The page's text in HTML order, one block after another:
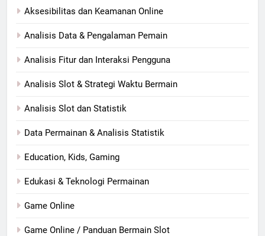
Aksesibilitas dan Keamanan Online
Analisis Data & Pengalaman Pemain
Analisis Fitur dan Interaksi Pengguna
Analisis Slot & Strategi Waktu Bermain
Analisis Slot dan Statistik
Data Permainan & Analisis Statistik
Education, Kids, Gaming
Edukasi & Teknologi Permainan
Game Online
Game Online / Panduan Bermain Slot